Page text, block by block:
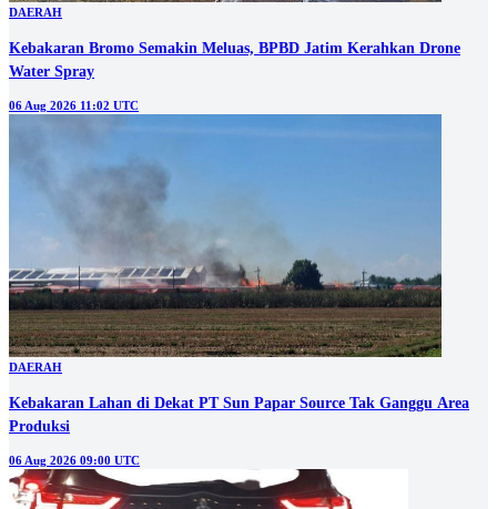
DAERAH
Kebakaran Bromo Semakin Meluas, BPBD Jatim Kerahkan Drone
Water Spray
06 Aug 2026 11:02 UTC
DAERAH
Kebakaran Lahan di Dekat PT Sun Papar Source Tak Ganggu Area
Produksi
06 Aug 2026 09:00 UTC